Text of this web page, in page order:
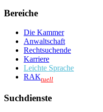
Bereiche
Die Kammer
Anwaltschaft
Rechtsuchende
Karriere
Leichte Sprache
RAKtuell
Suchdienste